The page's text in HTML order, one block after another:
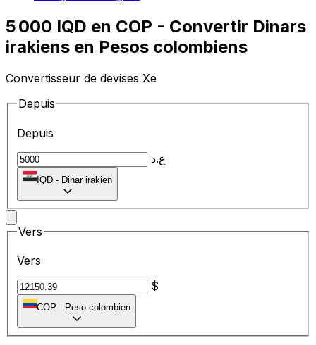
5 000 IQD en COP - Convertir Dinars
irakiens en Pesos colombiens
Convertisseur de devises Xe
Depuis
Depuis
ع.د
IQD - Dinar irakien
Vers
Vers
$
COP - Peso colombien